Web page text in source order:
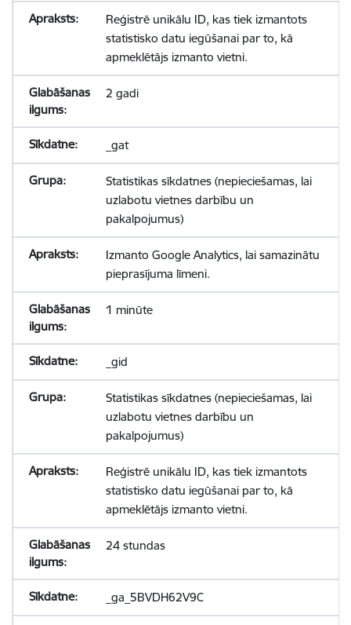
Reģistrē unikālu ID, kas tiek izmantots
statistisko datu iegūšanai par to, kā
apmeklētājs izmanto vietni.
2 gadi
_gat
Statistikas sīkdatnes (nepieciešamas, lai
uzlabotu vietnes darbību un
pakalpojumus)
Izmanto Google Analytics, lai samazinātu
pieprasījuma līmeni.
1 minūte
_gid
Statistikas sīkdatnes (nepieciešamas, lai
uzlabotu vietnes darbību un
pakalpojumus)
Reģistrē unikālu ID, kas tiek izmantots
statistisko datu iegūšanai par to, kā
apmeklētājs izmanto vietni.
24 stundas
_ga_5BVDH62V9C